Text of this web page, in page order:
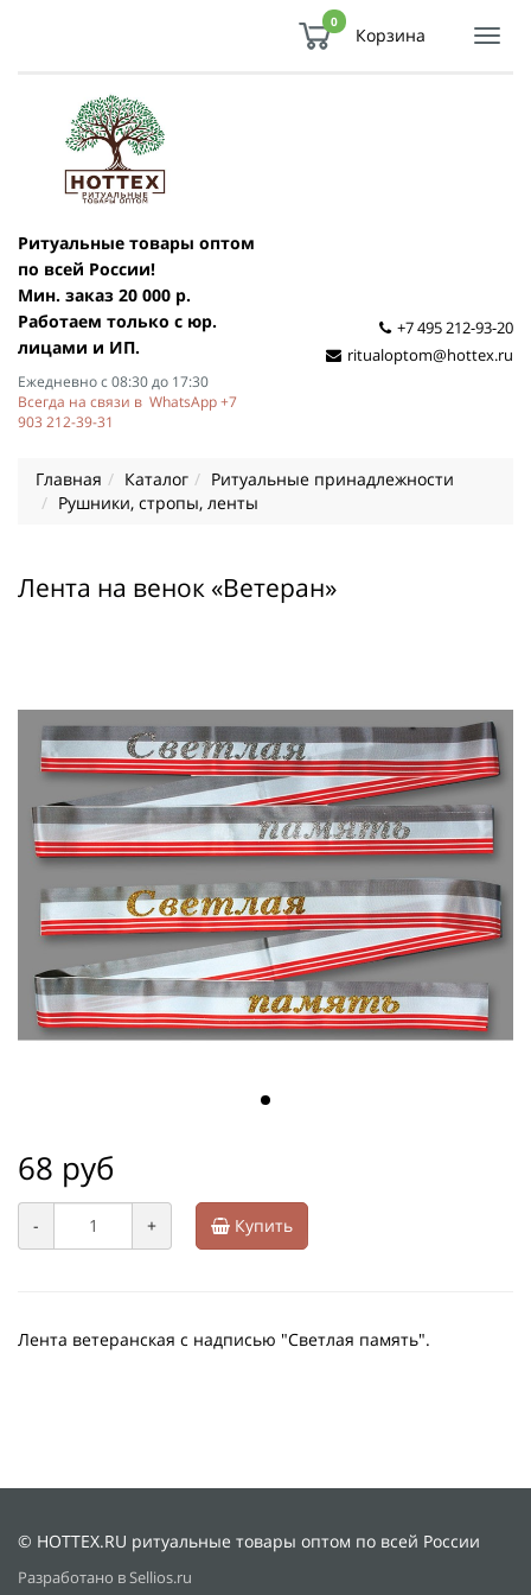
0
Корзина
Ритуальные товары оптом
по всей России!
Мин. заказ 20 000 р.
Работаем только с юр.
лицами и ИП.
Ежедневно с 08:30 до 17:30
Всегда на связи в WhatsApp +7
903 212-39-31
+7 495 212-93-20
ritualoptom@hottex.ru
Главная Каталог
Ритуальные принадлежности
Рушники, стропы, ленты
Лента на венок «Ветеран»
68 руб
- + Купить
Лента ветеранская с надписью "Светлая память".
© HOTTEX.RU ритуальные товары оптом по всей России
Разработано в Sellios.ru